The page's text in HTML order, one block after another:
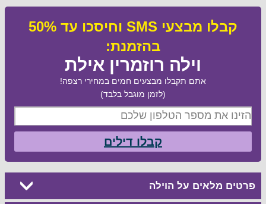
קבלו מבצעי SMS וחיסכו עד 50%
בהזמנת:
וילה רוזמרין אילת
אתם תקבלו מבצעים חמים במחירי רצפה!
(לזמן מוגבל בלבד)
קבלו דילים
פרטים מלאים על הוילה